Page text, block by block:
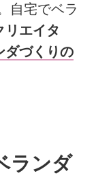
自宅でベラ
リエイタ
ダづくりの
ランダ